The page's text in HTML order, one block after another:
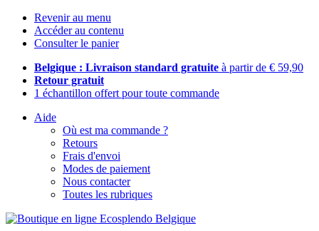
Revenir au menu
Accéder au contenu
Consulter le panier
Belgique : Livraison standard gratuite à partir de € 59,90
Retour gratuit
1 échantillon offert pour toute commande
Aide
Où est ma commande ?
Retours
Frais d'envoi
Modes de paiement
Nous contacter
Toutes les rubriques